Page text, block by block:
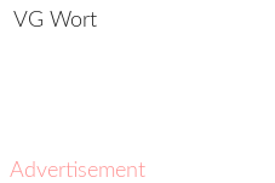
VG Wort
Advertisement